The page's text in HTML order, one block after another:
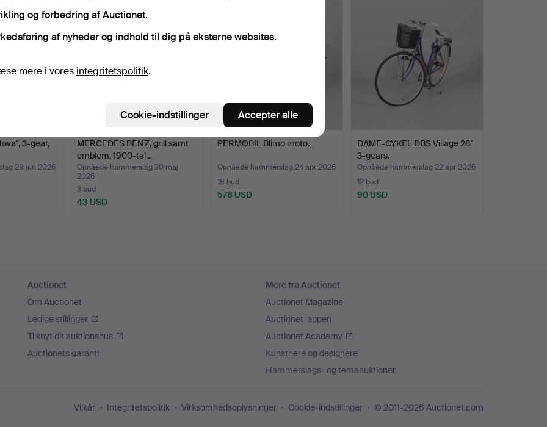
3-gear,
28 jun 2026
MERCEDES BENZ, grill samt
emblem, 1900-tal…
Opnåede hammerslag 30 maj
2026
3 bud
43 USD
PERMOBIL Blimo moto.
Opnåede hammerslag 24 apr 2026
18 bud
578 USD
DAME-CYKEL DBS Village 28"
3-gears.
Opnåede hammerslag 22 apr 2026
12 bud
90 USD
Auctionet
Om Auctionet
Ledige stillinger
Tilknyt dit auktionshus
Auctionets garanti
Mere fra Auctionet
Auctionet Magazine
Auctionet-appen
Auctionet Academy
Kunstnere og designere
Hammerslags- og temaauktioner
Vilkår Integritetspolitik Virksomhedsoplysninger Cookie-indstillinger © 2011-2026 Auctionet.com
og forbedring af Auctionet.
af nyheder og indhold til dig på eksterne websites.
mere i vores integritetspolitik.
Cookie-indstillinger Accepter alle